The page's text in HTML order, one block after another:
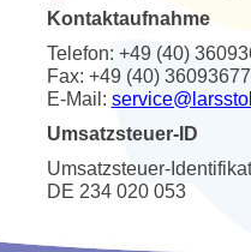
Kontaktaufnahme
Telefon: +49 (40)
Fax: +49 (40) 36093677
E-Mail:
Umsatzsteuer-ID
Umsatzsteuer-
DE 234 020 053